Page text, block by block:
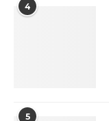
4
5